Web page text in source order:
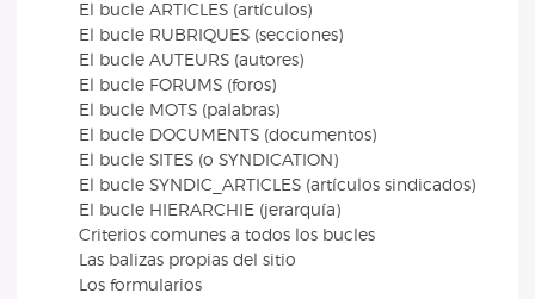
El bucle ARTICLES (artículos)
El bucle RUBRIQUES (secciones)
El bucle AUTEURS (autores)
El bucle FORUMS (foros)
El bucle MOTS (palabras)
El bucle DOCUMENTS (documentos)
El bucle SITES (o SYNDICATION)
El bucle SYNDIC_ARTICLES (artículos sindicados)
El bucle HIERARCHIE (jerarquía)
Criterios comunes a todos los bucles
Las balizas propias del sitio
Los formularios